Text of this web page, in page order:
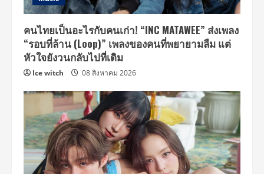
คนไทยเป็นอะไรกับคนเก่า! “INC MATAWEE” ส่งเพลง
“รอบที่ล้าน (Loop)” เพลงของคนที่พยายามลืม แต่
หัวใจยังวนกลับไปที่เดิม
Ice witch 08 สิงหาคม 2026